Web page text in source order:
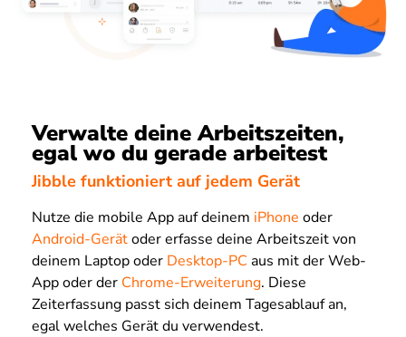
Verwalte deine Arbeitszeiten,
egal wo du gerade arbeitest
Jibble funktioniert auf jedem Gerät
Nutze die mobile App auf deinem iPhone oder
Android-Gerätoder erfasse deine Arbeitszeit von
deinem Laptop oder Desktop-PC aus mit der Web-
App oder der Chrome-Erweiterung. Diese
Zeiterfassung passt sich deinem Tagesablauf an,
egal welches Gerät du verwendest.